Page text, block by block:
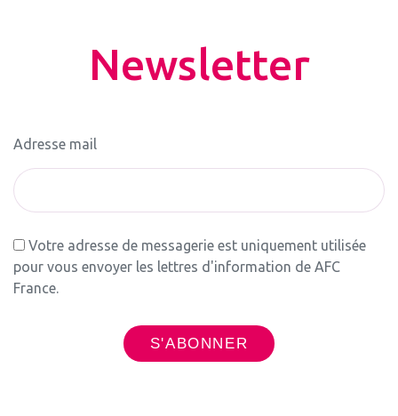
Newsletter
Adresse mail
Votre adresse de messagerie est uniquement utilisée
pour vous envoyer les lettres d'information de AFC
France.